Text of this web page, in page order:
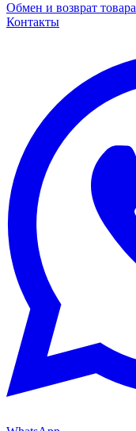
Обмен и возврат товара
Контакты